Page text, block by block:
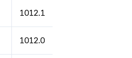
1012.1
1012.0